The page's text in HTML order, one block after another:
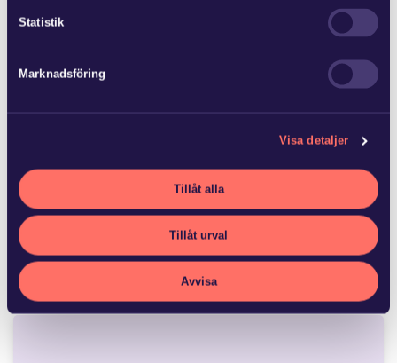
Statistik
Marknadsföring
Visa detaljer
Tillåt alla
Tillåt urval
Avvisa
Mer från Glimstedt
Ny lag om avgift för
områdessamverkan
Flera fastighetsägare vidtar åtgärder för att förbättra
området kring fastigheten, vilket medför kostnader. Andra
fastighetsägare har kunnat dra nytta…